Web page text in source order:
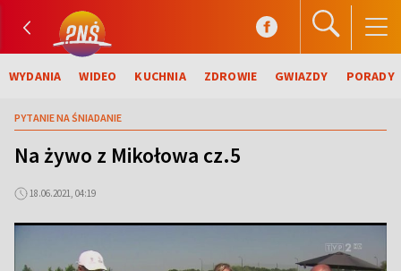
WYDANIA WIDEO KUCHNIA ZDROWIE GWIAZDY PORADY
PYTANIE NA ŚNIADANIE
Na żywo z Mikołowa cz.5
18.06.2021, 04:19